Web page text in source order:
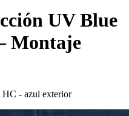
UV Blue
Montaje
- azul exterior